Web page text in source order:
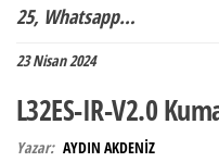
25, Whatsapp…
23 Nisan 2024
L32ES-IR-V2.0
Yazar: AYDIN AKDENİZ